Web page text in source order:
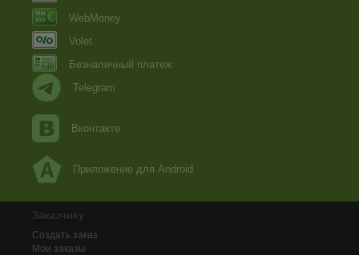
WebMoney
Volet
Безналичный платеж
Telegram
Вконтакте
Приложение для Android
Заказчику
Создать заказ
Мои заказы